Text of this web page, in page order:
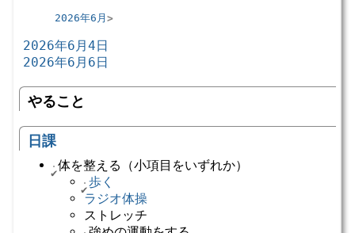
2026年6月
2026年6月4日
2026年6月6日
やること
日課
体を整える（小項目をいずれか）
歩く
ラジオ体操
ストレッチ